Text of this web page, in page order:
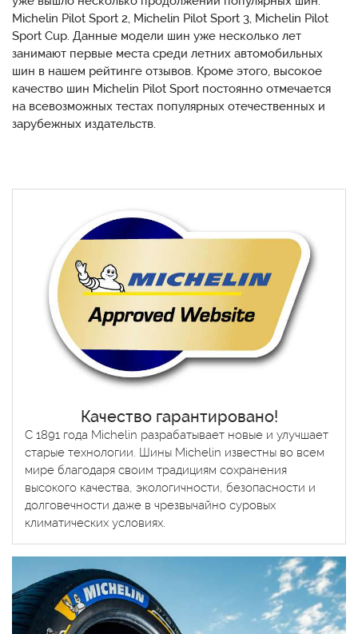
Michelin Pilot Sport 2, Michelin Pilot Sport 3, Michelin Pilot
Sport Cup. Данные модели шин уже несколько лет
занимают первые места среди летних автомобильных
шин в нашем рейтинге отзывов. Кроме этого, высокое
качество шин Michelin Pilot Sport постоянно отмечается
на всевозможных тестах популярных отечественных и
зарубежных издательств.
Качество гарантировано!
С 1891 года Michelin разрабатывает новые и улучшает
старые технологии. Шины Michelin известны во всем
мире благодаря своим традициям сохранения
высокого качества, экологичности, безопасности и
долговечности даже в чрезвычайно суровых
климатических условиях.